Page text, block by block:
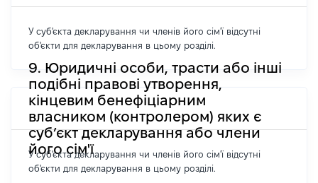
У суб'єкта декларування чи членів його сім'ї відсутні
об'єкти для декларування в цьому розділі.
9. Юридичні особи, трасти або інші
подібні правові утворення,
кінцевим бенефіціарним
власником (контролером) яких є
суб’єкт декларування або члени
його сім'ї
У суб'єкта декларування чи членів його сім'ї відсутні
об'єкти для декларування в цьому розділі.